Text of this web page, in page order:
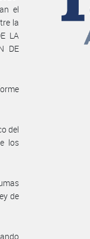
el
la
LA
DE
del
los
de